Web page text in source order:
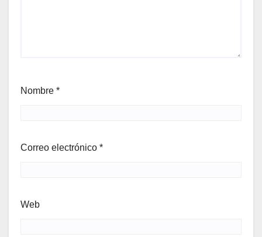
Nombre *
Correo electrónico *
Web